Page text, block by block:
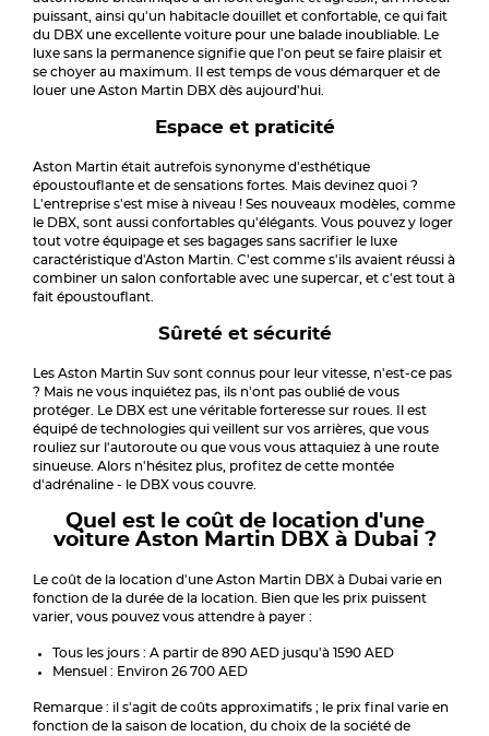
puissant, ainsi qu'un habitacle douillet et confortable, ce qui fait
du DBX une excellente voiture pour une balade inoubliable. Le
luxe sans la permanence signifie que l'on peut se faire plaisir et
se choyer au maximum. Il est temps de vous démarquer et de
louer une Aston Martin DBX dès aujourd'hui.
Espace et praticité
Aston Martin était autrefois synonyme d'esthétique
époustouflante et de sensations fortes. Mais devinez quoi ?
L'entreprise s'est mise à niveau ! Ses nouveaux modèles, comme
le DBX, sont aussi confortables qu'élégants. Vous pouvez y loger
tout votre équipage et ses bagages sans sacrifier le luxe
caractéristique d'Aston Martin. C'est comme s'ils avaient réussi à
combiner un salon confortable avec une supercar, et c'est tout à
fait époustouflant.
Sûreté et sécurité
Les Aston Martin Suv sont connus pour leur vitesse, n'est-ce pas
? Mais ne vous inquiétez pas, ils n'ont pas oublié de vous
protéger. Le DBX est une véritable forteresse sur roues. Il est
équipé de technologies qui veillent sur vos arrières, que vous
rouliez sur l'autoroute ou que vous vous attaquiez à une route
sinueuse. Alors n'hésitez plus, profitez de cette montée
d'adrénaline - le DBX vous couvre.
Quel est le coût de location d'une
voiture Aston Martin DBX à Dubai ?
Le coût de la location d'une Aston Martin DBX à Dubai varie en
fonction de la durée de la location. Bien que les prix puissent
varier, vous pouvez vous attendre à payer :
Tous les jours : A partir de 890 AED jusqu'à 1590 AED
Mensuel : Environ 26 700 AED
Remarque : il s'agit de coûts approximatifs ; le prix final varie en
fonction de la saison de location, du choix de la société de